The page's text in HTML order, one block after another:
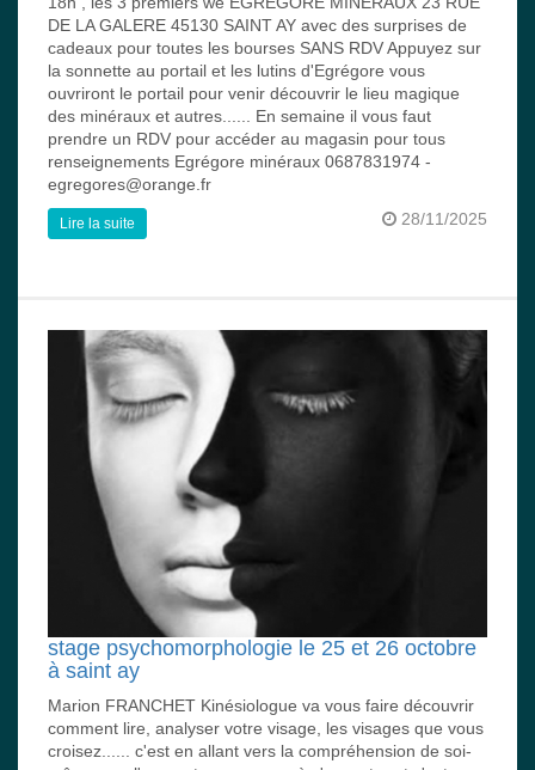
DE LA GALERE 45130 SAINT AY avec des surprises de
cadeaux pour toutes les bourses SANS RDV Appuyez sur
la sonnette au portail et les lutins d'Egrégore vous
ouvriront le portail pour venir découvrir le lieu magique
des minéraux et autres...... En semaine il vous faut
prendre un RDV pour accéder au magasin pour tous
renseignements Egrégore minéraux 0687831974 -
egregores@orange.fr
28/11/2025
Lire la suite
stage psychomorphologie le 25 et 26 octobre
à saint ay
Marion FRANCHET Kinésiologue va vous faire découvrir
comment lire, analyser votre visage, les visages que vous
croisez...... c'est en allant vers la compréhension de soi-